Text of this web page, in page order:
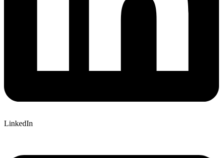
LinkedIn